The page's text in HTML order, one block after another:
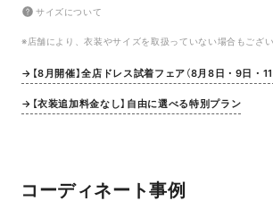
サイズについて
※店舗により、衣装やサイズを取扱っていない場合もござい
→【8月開催】全店ドレス試着フェア（8月8日・9日・11
→【衣装追加料金なし】自由に選べる特別プラン
コーディネート事例